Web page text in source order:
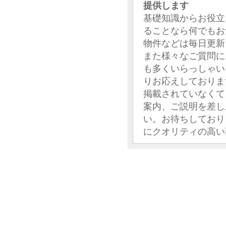
提供します
基礎知識からお役
ることなら何でも
物件などは毎日更
また様々なご質問
も多くいらっしゃ
りお応えしており
掲載されていなく
案内、ご説明を差
い。お待ちしてお
にクオリティの高